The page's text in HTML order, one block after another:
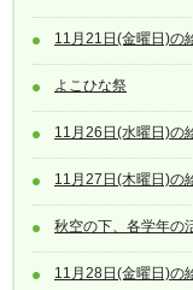
11月21日(金曜日)の
よこひな祭
11月26日(水曜日)の
11月27日(木曜日)の
秋空の下、各学年の
11月28日(金曜日)の